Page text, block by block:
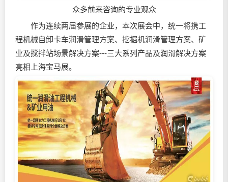
众多前来咨询的专业观众
作为连续两届参展的企业，本次展会中，统一将携工
程机械自卸卡车润滑管理方案、挖掘机润滑管理方案、矿
业及搅拌站场景解决方案---三大系列产品及润滑解决方案
亮相上海宝马展。